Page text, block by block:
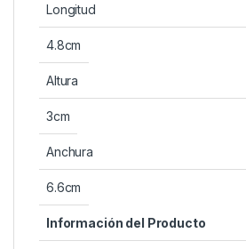
Longitud
4.8cm
Altura
3cm
Anchura
6.6cm
Información del Producto